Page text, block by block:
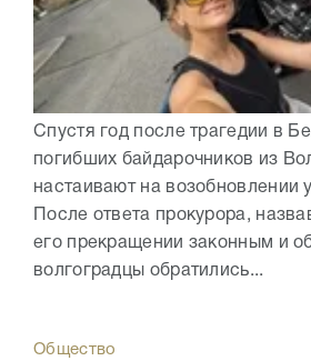
Спустя год после трагедии в
погибших байдарочников из
настаивают на возобновлении
После ответа прокурора,
его прекращении законным и
волгоградцы обратились...
Общество